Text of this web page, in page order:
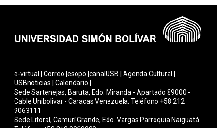
e-virtual |Correo |esopo |canalUSB |Agenda Cultural
USBnoticias |Calendario
Sede Sartenejas, Baruta, Edo. Miranda - Apartado 89000 -
Cable Unibolivar - Caracas Venezuela. Teléfono +58 212
9063111
Sede Litoral, Camurí Grande, Edo. Vargas Parroquia Naiguatá.